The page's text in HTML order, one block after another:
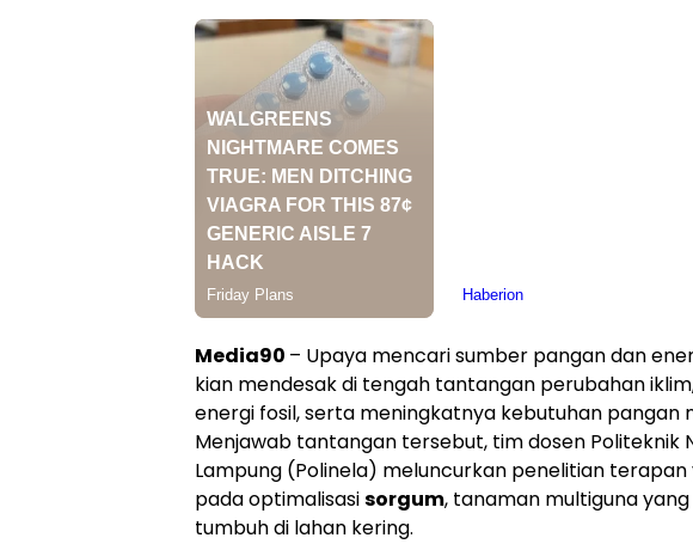
Media90 – Upaya mencari sumber pangan dan
kian mendesak di tengah tantangan perubahan
energi fosil, serta meningkatnya kebutuhan pangan
Menjawab tantangan tersebut, tim dosen Politeknik
Lampung (Polinela) meluncurkan penelitian
pada optimalisasisorgum, tanaman multiguna
tumbuh di lahan kering.